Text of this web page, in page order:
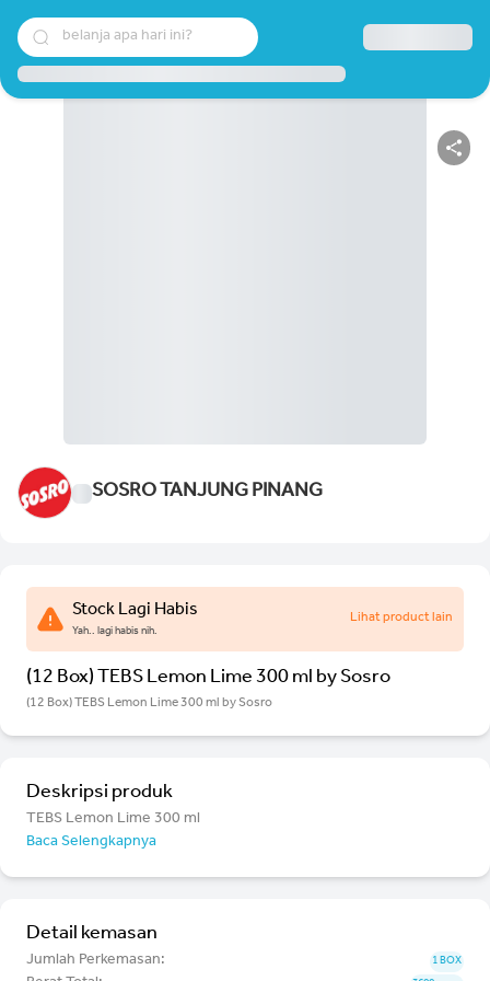
belanja apa hari ini?
SOSRO TANJUNG PINANG
Stock Lagi Habis
Yah.. lagi habis nih.
Lihat product lain
(12 Box) TEBS Lemon Lime 300 ml by Sosro
(12 Box) TEBS Lemon Lime 300 ml by Sosro
Deskripsi produk
TEBS Lemon Lime 300 ml
Baca Selengkapnya
Detail kemasan
Jumlah Perkemasan: 1 BOX